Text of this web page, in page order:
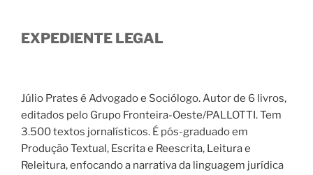
EXPEDIENTE LEGAL
Júlio Prates é Advogado e Sociólogo. Autor de 6 livros,
editados pelo Grupo Fronteira-Oeste/PALLOTTI. Tem
3.500 textos jornalísticos. É pós-graduado em
Produção Textual, Escrita e Reescrita, Leitura e
Releitura, enfocando a narrativa da linguagem jurídica